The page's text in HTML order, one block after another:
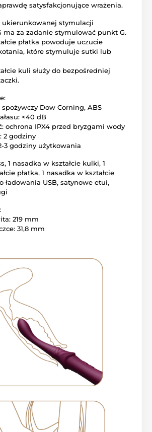
satysfakcjonujące wrażenia.
ukierunkowanej stymulacji
ma za zadanie stymulować punkt G.
płatka powoduje uczucie
które stymuluje sutki lub
kuli służy do bezpośredniej
spożywczy Dow Corning, ABS
<40 dB
ochrona IPX4 przed bryzgami wody
2 godziny
3 godziny użytkowania
1 nasadka w kształcie kulki, 1
płatka, 1 nasadka w kształcie
ładowania USB, satynowe etui,
219 mm
31,8 mm